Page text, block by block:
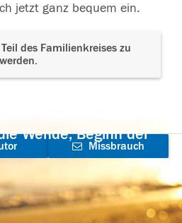
jetzt ganz bequem ein.
des Familienkreises zu
werden.
Wende, Beginn der
Missbrauch